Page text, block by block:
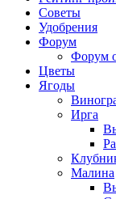
Советы
Удобрения
Форум
Форум
Цветы
Ягоды
Ирга
Малина